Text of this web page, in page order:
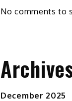
No comments to
December 2025